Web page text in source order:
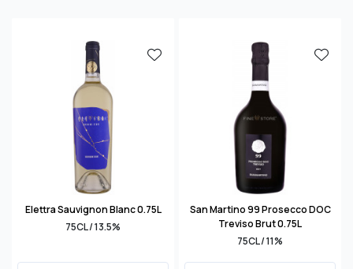
Elettra Sauvignon Blanc 0.75L
75CL / 13.5%
San Martino 99 Prosecco DOC
Treviso Brut 0.75L
75CL / 11%